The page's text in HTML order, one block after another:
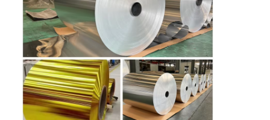
हमारे बारे में
कारखाने का दौरा
गुणवत्ता नियंत्रण